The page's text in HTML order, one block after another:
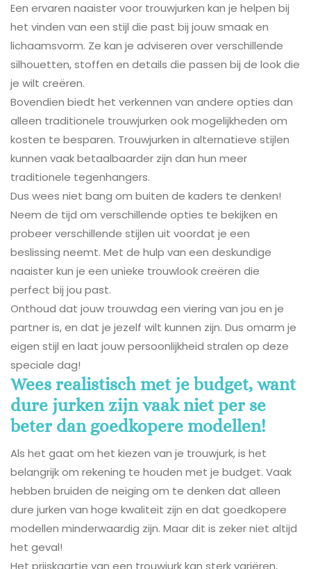
Een ervaren naaister voor trouwjurken kan je helpen bij
het vinden van een stijl die past bij jouw smaak en
lichaamsvorm. Ze kan je adviseren over verschillende
silhouetten, stoffen en details die passen bij de look die
je wilt creëren.
Bovendien biedt het verkennen van andere opties dan
alleen traditionele trouwjurken ook mogelijkheden om
kosten te besparen. Trouwjurken in alternatieve stijlen
kunnen vaak betaalbaarder zijn dan hun meer
traditionele tegenhangers.
Dus wees niet bang om buiten de kaders te denken!
Neem de tijd om verschillende opties te bekijken en
probeer verschillende stijlen uit voordat je een
beslissing neemt. Met de hulp van een deskundige
naaister kun je een unieke trouwlook creëren die
perfect bij jou past.
Onthoud dat jouw trouwdag een viering van jou en je
partner is, en dat je jezelf wilt kunnen zijn. Dus omarm je
eigen stijl en laat jouw persoonlijkheid stralen op deze
speciale dag!
Wees realistisch met je budget, want
dure jurken zijn vaak niet per se
beter dan goedkopere modellen!
Als het gaat om het kiezen van je trouwjurk, is het
belangrijk om rekening te houden met je budget. Vaak
hebben bruiden de neiging om te denken dat alleen
dure jurken van hoge kwaliteit zijn en dat goedkopere
modellen minderwaardig zijn. Maar dit is zeker niet altijd
het geval!